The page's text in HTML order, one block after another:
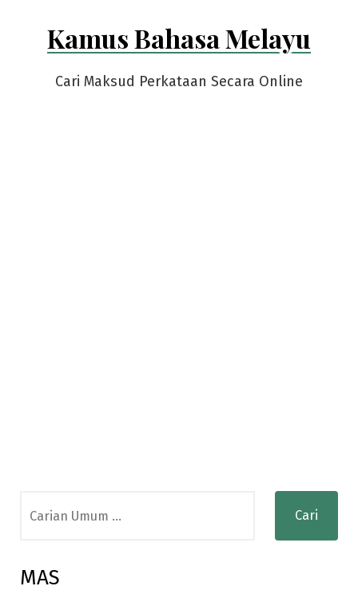
Kamus Bahasa Melayu
Cari Maksud Perkataan Secara Online
for:
MAS